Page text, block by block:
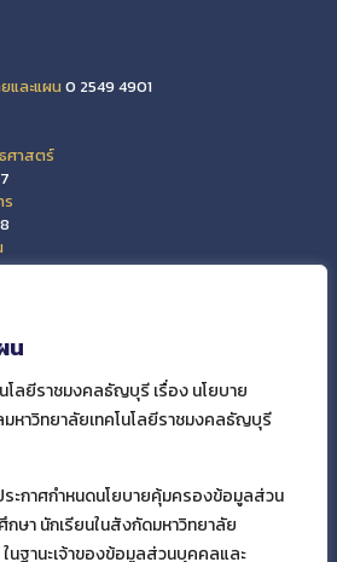
น
โลยีราชมงคลธัญบุรี เรื่อง นโยบาย
าวิทยาลัยเทคโนโลยีราชมงคลธัญบุรี
ระกาศกำหนดนโยบายคุ้มครองข้อมูลส่วน
ษา นักเรียนในสังกัดมหาวิทยาลัย
นฐานะเจ้าของข้อมูลส่วนบุคคลและ
และแผน 0 2549 4901
ศาสตร์
ติดตามประเมินผล